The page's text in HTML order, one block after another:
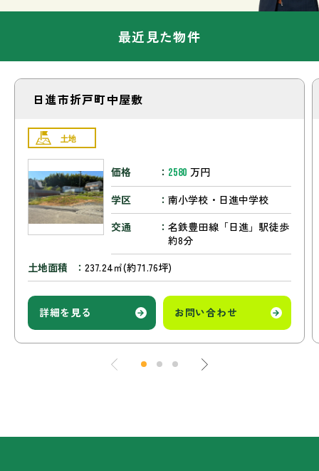
最近見た物件
日進市折戸町中屋敷
土地
価格 2580 万円
学区
南小学校・日進中学校
交通
名鉄豊田線「日進」駅徒歩
約8分
土地面積
237.24㎡(約71.76坪)
詳細を見る お問い合わせ